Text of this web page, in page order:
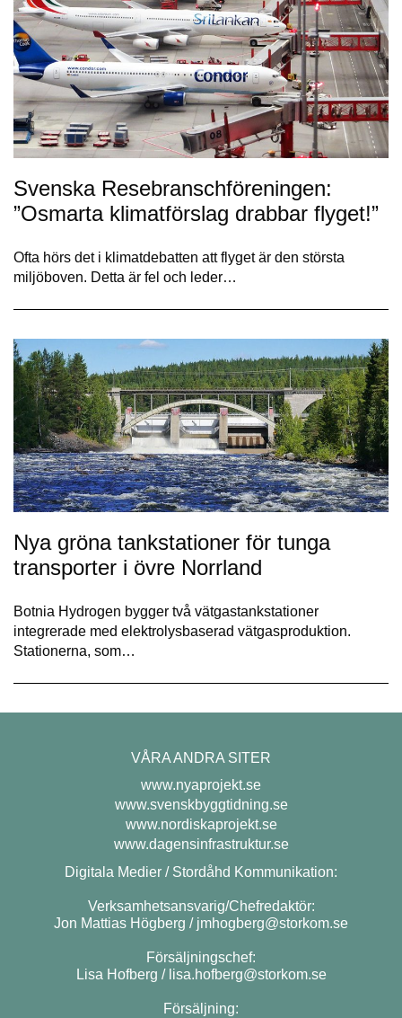
Svenska Resebranschföreningen:
”Osmarta klimatförslag drabbar flyget!”
Ofta hörs det i klimatdebatten att flyget är den största
miljöboven. Detta är fel och leder…
Nya gröna tankstationer för tunga
transporter i övre Norrland
Botnia Hydrogen bygger två vätgastankstationer
integrerade med elektrolysbaserad vätgasproduktion.
Stationerna, som…
VÅRA ANDRA SITER
www.nyaprojekt.se
www.svenskbyggtidning.se
www.nordiskaprojekt.se
www.dagensinfrastruktur.se
Digitala Medier / Stordåhd Kommunikation:
Verksamhetsansvarig/Chefredaktör:
Jon Mattias Högberg / jmhogberg@storkom.se
Försäljningschef:
Lisa Hofberg / lisa.hofberg@storkom.se
Försäljning: